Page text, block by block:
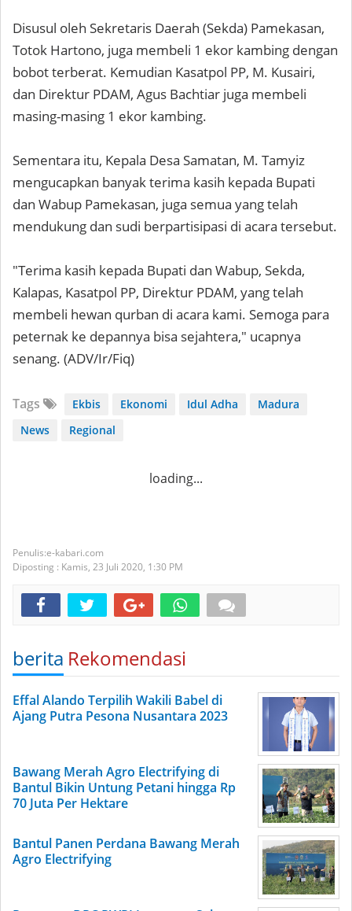
Disusul oleh Sekretaris Daerah (Sekda) Pamekasan,
Totok Hartono, juga membeli 1 ekor kambing dengan
bobot terberat. Kemudian Kasatpol PP, M. Kusairi,
dan Direktur PDAM, Agus Bachtiar juga membeli
masing-masing 1 ekor kambing.
Sementara itu, Kepala Desa Samatan, M. Tamyiz
mengucapkan banyak terima kasih kepada Bupati
dan Wabup Pamekasan, juga semua yang telah
mendukung dan sudi berpartisipasi di acara tersebut.
"Terima kasih kepada Bupati dan Wabup, Sekda,
Kalapas, Kasatpol PP, Direktur PDAM, yang telah
membeli hewan qurban di acara kami. Semoga para
peternak ke depannya bisa sejahtera," ucapnya
senang. (ADV/Ir/Fiq)
Tags Ekbis Ekonomi Idul Adha
Madura
News
Regional
loading...
e-kabari.com
Diposting : Kamis, 23 Juli 2020, 1:30 PM
berita Rekomendasi
Effal Alando Terpilih Wakili Babel di
Ajang Putra Pesona Nusantara 2023
Bawang Merah Agro Electrifying di
Bantul Bikin Untung Petani hingga Rp
70 Juta Per Hektare
Bantul Panen Perdana Bawang Merah
Agro Electrifying